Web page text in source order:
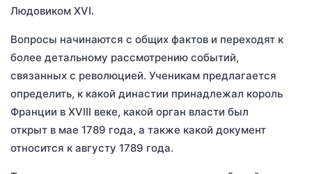
Людовиком XVI.
Вопросы начинаются с общих фактов и переходят к
более детальному рассмотрению событий,
связанных с революцией. Ученикам предлагается
определить, к какой династии принадлежал король
Франции в XVIII веке, какой орган власти был
открыт в мае 1789 года, а также какой документ
относится к августу 1789 года.